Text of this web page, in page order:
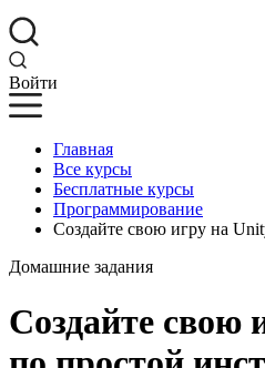
Войти
Главная
Все курсы
Бесплатные курсы
Программирование
Создайте свою игру на
Домашние задания
Создайте свою